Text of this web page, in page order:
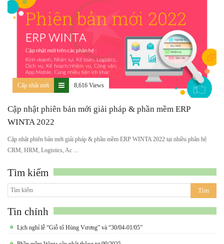
Cập nhật mới 8,616 Views
Cập nhật phiên bản mới giải pháp & phần mềm ERP
WINTA 2022
Cập nhật phiên bản mới giải pháp & phần mềm ERP WINTA 2022 tại nhiều phân hệ
CRM, HRM, Logistics, Ac ...
Tìm kiếm
Tin chính
Lịch nghỉ lễ “Giỗ tổ Hùng Vương” và “30/04-01/05”